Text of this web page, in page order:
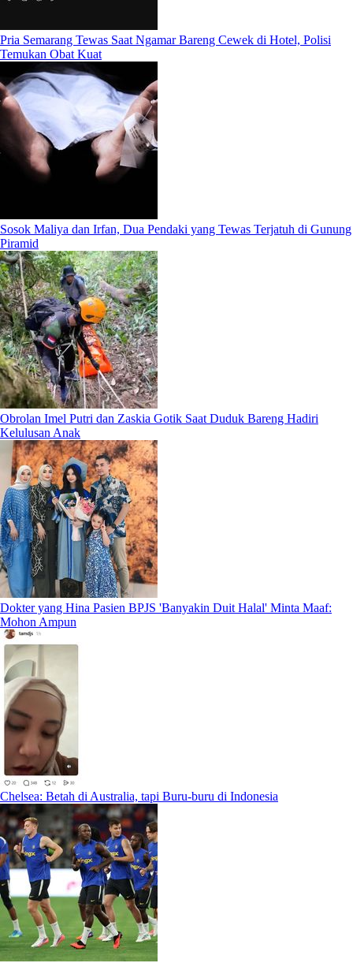
Pria Semarang Tewas Saat Ngamar Bareng Cewek di Hotel, Polisi
Temukan Obat Kuat
Sosok Maliya dan Irfan, Dua Pendaki yang Tewas Terjatuh di Gunung
Piramid
Obrolan Imel Putri dan Zaskia Gotik Saat Duduk Bareng Hadiri
Kelulusan Anak
Dokter yang Hina Pasien BPJS 'Banyakin Duit Halal' Minta Maaf:
Mohon Ampun
Chelsea: Betah di Australia, tapi Buru-buru di Indonesia